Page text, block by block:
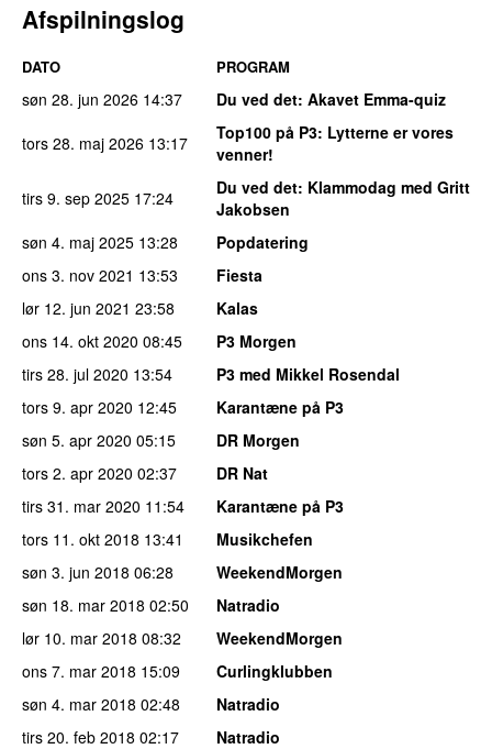
Afspilningslog
DATO PROGRAM
søn 28. jun 2026 14:37 Du ved det: Akavet Emma-quiz
tors 28. maj 2026 13:17 Top100 på P3: Lytterne er vores
venner!
tirs 9. sep 2025 17:24 Du ved det: Klammodag med Gritt
Jakobsen
søn 4. maj 2025 13:28
Popdatering
ons 3. nov 2021 13:53
Fiesta
lør 12. jun 2021 23:58
Kalas
ons 14. okt 2020 08:45
P3 Morgen
tirs 28. jul 2020 13:54
P3 med Mikkel Rosendal
tors 9. apr 2020 12:45
Karantæne på P3
søn 5. apr 2020 05:15
DR Morgen
tors 2. apr 2020 02:37
DR Nat
tirs 31. mar 2020 11:54
Karantæne på P3
tors 11. okt 2018 13:41
Musikchefen
søn 3. jun 2018 06:28
WeekendMorgen
søn 18. mar 2018 02:50
Natradio
lør 10. mar 2018 08:32
WeekendMorgen
ons 7. mar 2018 15:09
Curlingklubben
søn 4. mar 2018 02:48
Natradio
tirs 20. feb 2018 02:17
Natradio